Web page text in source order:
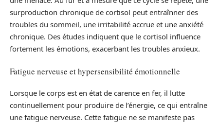
surproduction chronique de cortisol peut entraînner des
troubles du sommeil, une irritabilité accrue et une anxiété
chronique. Des études indiquent que le cortisol influence
fortement les émotions, exacerbant les troubles anxieux.
Fatigue nerveuse et hypersensibilité émotionnelle
Lorsque le corps est en état de carence en fer, il lutte
continuellement pour produire de l’énergie, ce qui entraîne
une fatigue nerveuse. Cette fatigue ne se manifeste pas